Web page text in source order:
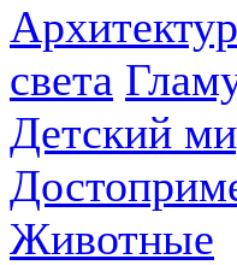
света
Детский
Животные